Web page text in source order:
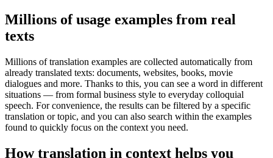
Millions of usage examples from real
texts
Millions of translation examples are collected automatically from
already translated texts: documents, websites, books, movie
dialogues and more. Thanks to this, you can see a word in different
situations — from formal business style to everyday colloquial
speech. For convenience, the results can be filtered by a specific
translation or topic, and you can also search within the examples
found to quickly focus on the context you need.
How translation in context helps you